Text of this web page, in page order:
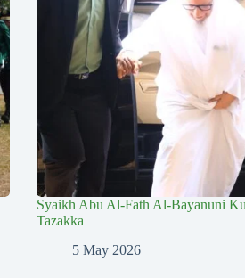
Syaikh Abu Al-Fath Al-Bayanuni
Tazakka
5 May 2026